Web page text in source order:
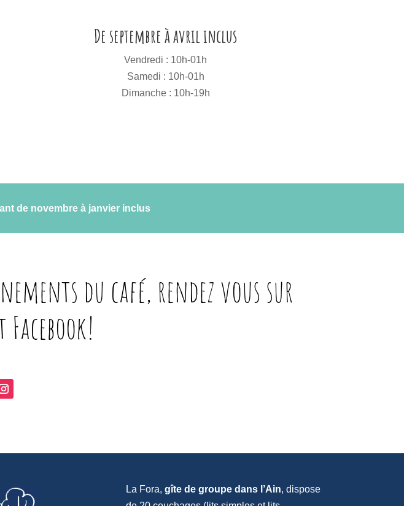
De septembre à avril inclus
Vendredi : 10h-01h
Samedi : 10h-01h
Dimanche : 10h-19h
de novembre à janvier inclus
du café, rendez vous sur
La Fora, gîte de groupe dans l’Ain, dispose